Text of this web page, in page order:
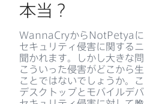
本当？
WannaCryから NotPetya
セキュリティ侵害に​関する​
聞かれます。​しかし​大きな​
こういった​侵害が​どこから​
ことではないでしょうか。​
デスクトップと​モバイルデ